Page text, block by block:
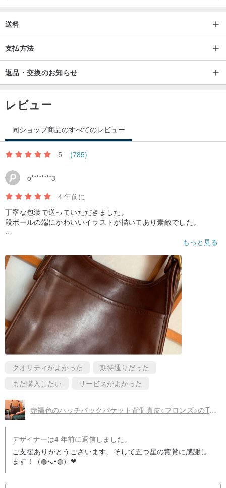
送料
支払方法
返品・交換のお知らせ
レビュー
同ショップ商品のすべてのレビュー
5 (785)
o********3
4 年前に
丁寧な包装で送っていただきました。
段ボールの端にかわいいイラストが描いてあり素敵でした。
商品に大きな傷や汚れはなく、よく管理されていたものだと思い
ヴィンテージだからか鞄自体の重さはありますが、かわいいので
問題ないです。
色味は写真で見たものと同じで、期待通りでした。
また利用させていただきたいと思います。
ありがとうございました。
もっと見る
クオリティがよかった
期待通りだった
また購入したい
サービスがよかった
赤褐色のハッチバックパケット背側真皮<ブロンズ>のTsubasa.Y│COACHアンティークパッケージ014
デザイナーは4 年前に返信しました。
ご支援ありがとうございます、そして五つ星の賞賛に感謝し
ます！（◍•ᴗ•◍）❤